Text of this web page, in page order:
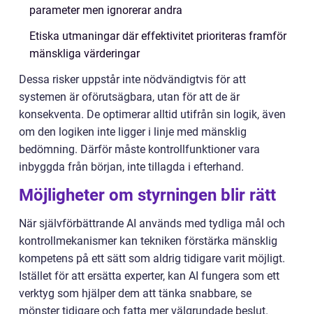
parameter men ignorerar andra
Etiska utmaningar där effektivitet prioriteras framför
mänskliga värderingar
Dessa risker uppstår inte nödvändigtvis för att
systemen är oförutsägbara, utan för att de är
konsekventa. De optimerar alltid utifrån sin logik, även
om den logiken inte ligger i linje med mänsklig
bedömning. Därför måste kontrollfunktioner vara
inbyggda från början, inte tillagda i efterhand.
Möjligheter om styrningen blir rätt
När självförbättrande AI används med tydliga mål och
kontrollmekanismer kan tekniken förstärka mänsklig
kompetens på ett sätt som aldrig tidigare varit möjligt.
Istället för att ersätta experter, kan AI fungera som ett
verktyg som hjälper dem att tänka snabbare, se
mönster tidigare och fatta mer välgrundade beslut.